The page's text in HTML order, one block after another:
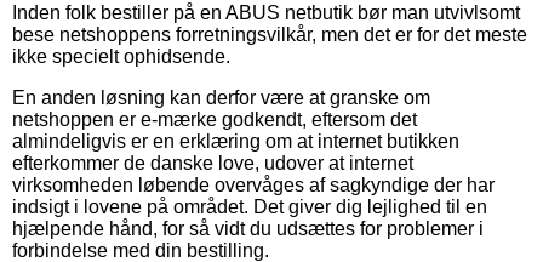
Inden folk bestiller på en ABUS netbutik bør man utvivlsomt
bese netshoppens forretningsvilkår, men det er for det meste
ikke specielt ophidsende.
En anden løsning kan derfor være at granske om
netshoppen er e-mærke godkendt, eftersom det
almindeligvis er en erklæring om at internet butikken
efterkommer de danske love, udover at internet
virksomheden løbende overvåges af sagkyndige der har
indsigt i lovene på området. Det giver dig lejlighed til en
hjælpende hånd, for så vidt du udsættes for problemer i
forbindelse med din bestilling.